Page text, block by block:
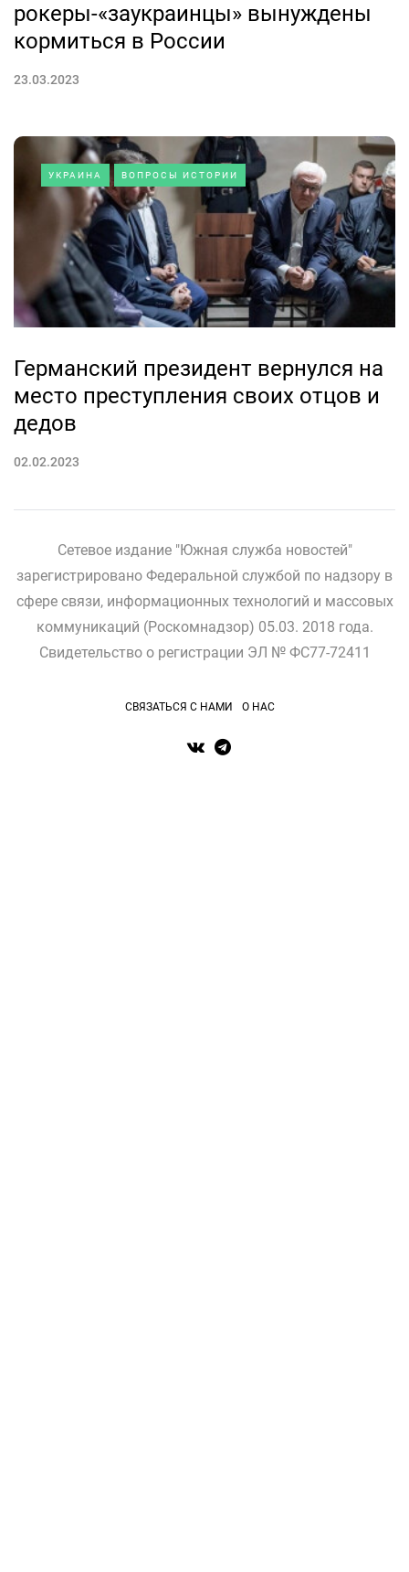
рокеры-«заукраинцы» вынуждены
кормиться в России
23.03.2023
УКРАИНА ВОПРОСЫ ИСТОРИИ
Германский президент вернулся на
место преступления своих отцов и
дедов
02.02.2023
Сетевое издание "Южная служба новостей"
зарегистрировано Федеральной службой по надзору в
сфере связи, информационных технологий и массовых
коммуникаций (Роскомнадзор) 05.03. 2018 года.
Свидетельство о регистрации ЭЛ № ФС77-72411
СВЯЗАТЬСЯ С НАМИ О НАС